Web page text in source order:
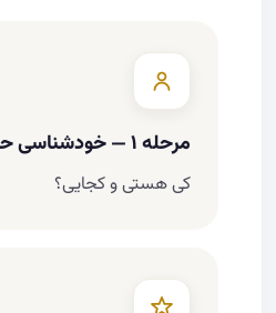
مرحله ۱ — خودشناسی حرفه‌ای
کی هستی و کجایی؟